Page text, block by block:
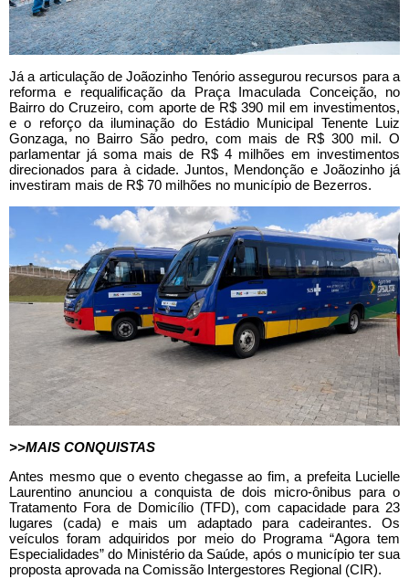
Já a articulação de Joãozinho Tenório assegurou recursos para a
reforma e requalificação da Praça Imaculada Conceição, no
Bairro do Cruzeiro, com aporte de R$ 390 mil em investimentos,
e o reforço da iluminação do Estádio Municipal Tenente Luiz
Gonzaga, no Bairro São pedro, com mais de R$ 300 mil. O
parlamentar já soma mais de R$ 4 milhões em investimentos
direcionados para à cidade. Juntos, Mendonção e Joãozinho já
investiram mais de R$ 70 milhões no município de Bezerros.
>>MAIS CONQUISTAS
Antes mesmo que o evento chegasse ao fim, a prefeita Lucielle
Laurentino anunciou a conquista de dois micro-ônibus para o
Tratamento Fora de Domicílio (TFD), com capacidade para 23
lugares (cada) e mais um adaptado para cadeirantes. Os
veículos foram adquiridos por meio do Programa “Agora tem
Especialidades” do Ministério da Saúde, após o município ter sua
proposta aprovada na Comissão Intergestores Regional (CIR).